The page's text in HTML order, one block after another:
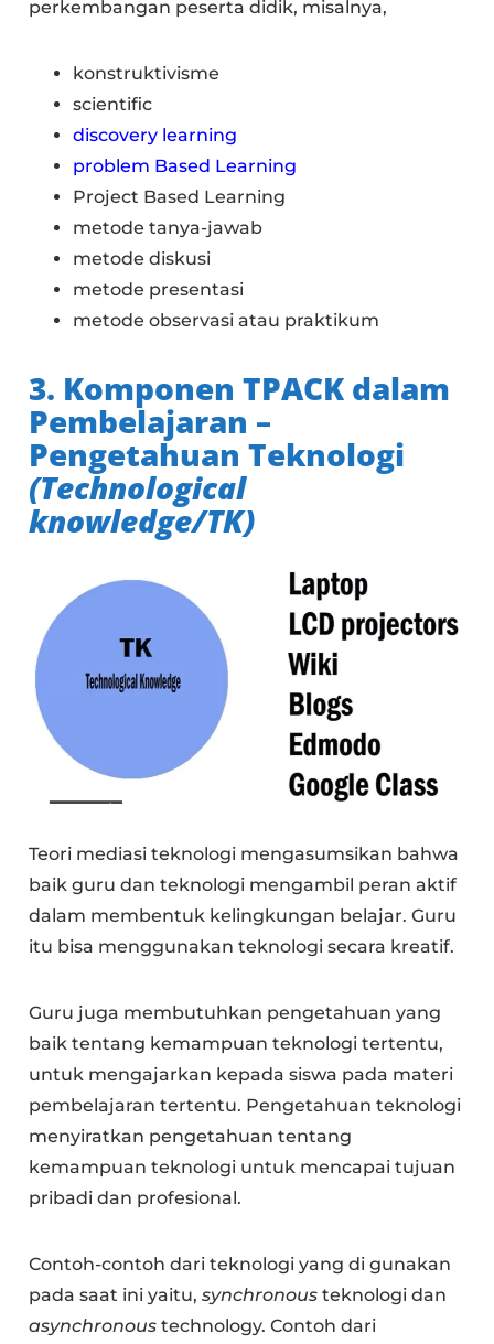
perkembangan peserta didik, misalnya,
konstruktivisme
scientific
discovery learning
problem Based Learning
Project Based Learning
metode tanya-jawab
metode diskusi
metode presentasi
metode observasi atau praktikum
3. Komponen TPACK dalam
Pembelajaran –
Pengetahuan Teknologi
(Technological
knowledge/TK)
Teori mediasi teknologi mengasumsikan bahwa
baik guru dan teknologi mengambil peran aktif
dalam membentuk kelingkungan belajar. Guru
itu bisa menggunakan teknologi secara kreatif.
Guru juga membutuhkan pengetahuan yang
baik tentang kemampuan teknologi tertentu,
untuk mengajarkan kepada siswa pada materi
pembelajaran tertentu. Pengetahuan teknologi
menyiratkan pengetahuan tentang
kemampuan teknologi untuk mencapai tujuan
pribadi dan profesional.
Contoh-contoh dari teknologi yang di gunakan
pada saat ini yaitu,synchronous teknologi dan
asynchronoustechnology. Contoh dari